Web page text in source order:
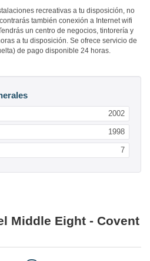
recreativas a tu disposición, no
también conexión a Internet wifi
un centro de negocios, tintorería y
a tu disposición. Se ofrece servicio de
de pago disponible 24 horas.
2002
1998
7
Middle Eight - Covent